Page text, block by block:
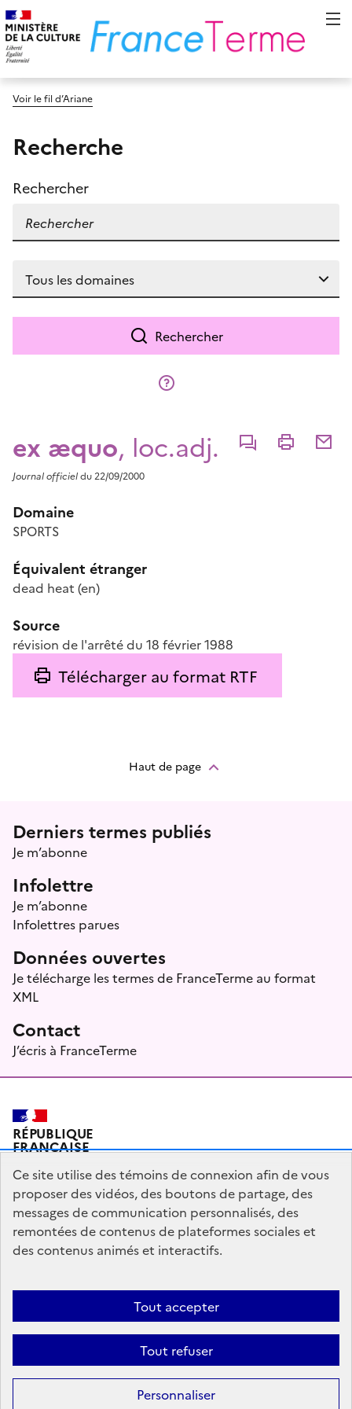
Voir le fil d’Ariane
Recherche
Rechercher
Rechercher
ex æquo, loc.adj. CommenterImprimer
Journal officieldu 22/09/2000
Domaine
SPORTS
Équivalent étranger
dead heat (en)
Source
révision de l'arrêté du 18 février 1988
Télécharger au format RTF
Haut de page
Menu prefooter
Derniers termes publiés
Je m’abonne
Infolettre
Je m’abonne
Infolettres parues
Données ouvertes
Je télécharge les termes de FranceTerme au format
XML
Contact
J’écris à FranceTerme
RÉPUBLIQUE
FRANÇAISE
Plan du site Mentions légales Qui sommes-nous ?
Partagez votre expérience pour améliorer les services
Accessibilité : partiellement conforme
gouvernement.fr
Ce site utilise des témoins de connexion afin de vous
proposer des vidéos, des boutons de partage, des
messages de communication personnalisés, des
remontées de contenus de plateformes sociales et
des contenus animés et interactifs.
Tout accepter
Tout refuser
Personnaliser